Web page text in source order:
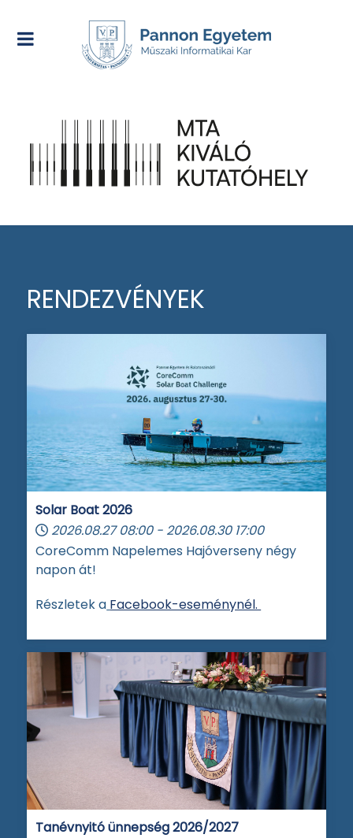
RENDEZVÉNYEK
Solar Boat 2026
2026.08.27 08:00 - 2026.08.30 17:00
CoreComm Napelemes Hajóverseny négy
napon át!
Részletek a Facebook-eseménynél.
Tanévnyitó ünnepség 2026/2027